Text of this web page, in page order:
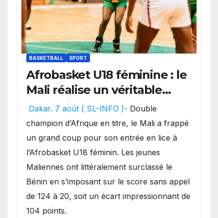
BASKETBALL SPORT
Afrobasket U18 féminine : le
Mali réalise un véritable
festival offensif et inflige
une lourde défaite au
Bénin.
Dakar. 7 août ( SL-INFO )- Double
champion d’Afrique en titre, le Mali a frappé
un grand coup pour son entrée en lice à
l’Afrobasket U18 féminin. Les jeunes
Maliennes ont littéralement surclassé le
Bénin en s’imposant sur le score sans appel
de 124 à 20, soit un écart impressionnant de
104 points.